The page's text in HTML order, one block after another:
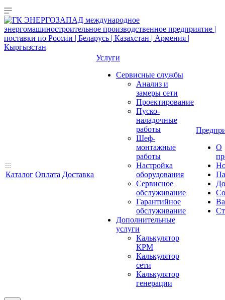
Каталог Оплата Доставка
Услуги
Сервисные службы
Анализ и
замеры сети
Проектирование
Пуско-
наладочные
работы
Шеф-
монтажные
работы
Настройка
оборудования
Сервисное
обслуживание
Гарантийное
обслуживание
Дополнительные
услуги
Калькулятор
КРМ
Калькулятор
сети
Калькулятор
генерации
О